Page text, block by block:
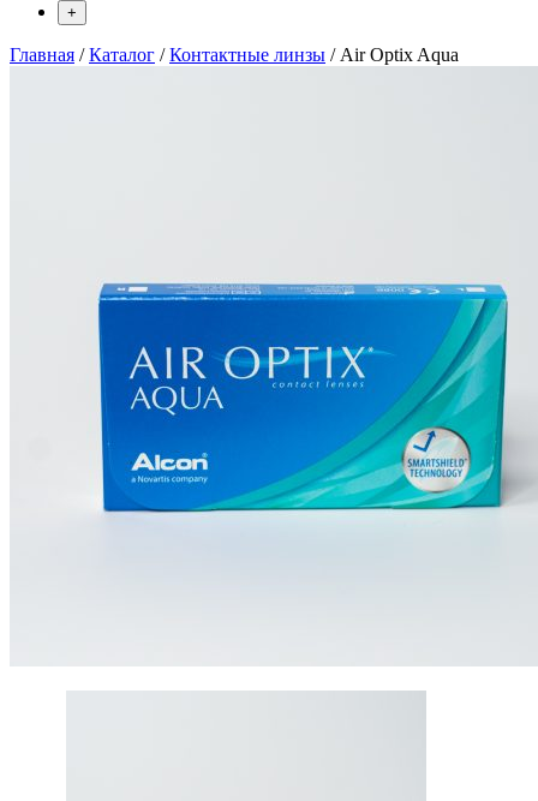
+
Главная /Каталог /Контактные линзы / Air Optix Aqua